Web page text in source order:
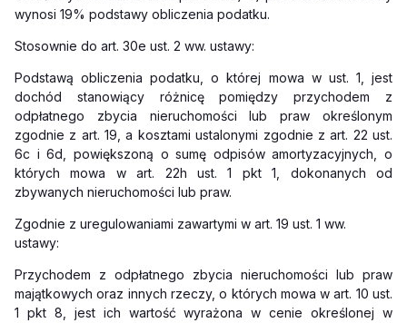
wynosi 19% podstawy obliczenia podatku.
Stosownie do art. 30e ust. 2 ww. ustawy:
Podstawą obliczenia podatku, o której mowa w ust. 1, jest
dochód stanowiący różnicę pomiędzy przychodem z
odpłatnego zbycia nieruchomości lub praw określonym
zgodnie z art. 19, a kosztami ustalonymi zgodnie z art. 22 ust.
6c i 6d, powiększoną o sumę odpisów amortyzacyjnych, o
których mowa w art. 22h ust. 1 pkt 1, dokonanych od
zbywanych nieruchomości lub praw.
Zgodnie z uregulowaniami zawartymi w art. 19 ust. 1 ww.
ustawy:
Przychodem z odpłatnego zbycia nieruchomości lub praw
majątkowych oraz innych rzeczy, o których mowa w art. 10 ust.
1 pkt 8, jest ich wartość wyrażona w cenie określonej w